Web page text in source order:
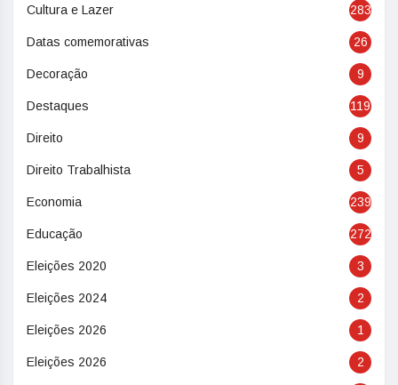
Cultura e Lazer 283
Datas comemorativas 26
Decoração 9
Destaques 119
Direito 9
Direito Trabalhista 5
Economia 239
Educação 272
Eleições 2020 3
Eleições 2024 2
Eleições 2026 1
Eleições 2026 2